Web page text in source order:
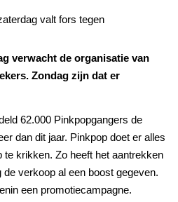
verwacht de organisatie van
Zondag zijn dat er
62.000 Pinkpopgangers de
dan dit jaar. Pinkpop doet er alles
te krikken. Zo heeft het aantrekken
verkoop al een boost gegeven.
een promotiecampagne.